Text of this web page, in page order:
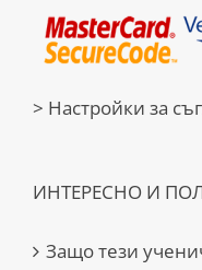
> Настройки за
ИНТЕРЕСНО И
Защо тези